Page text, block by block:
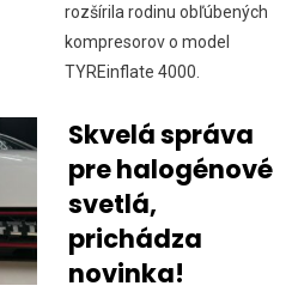
rozšírila rodinu obľúbených
kompresorov o model
TYREinflate 4000.
Skvelá správa
pre halogénové
svetlá,
prichádza
novinka!